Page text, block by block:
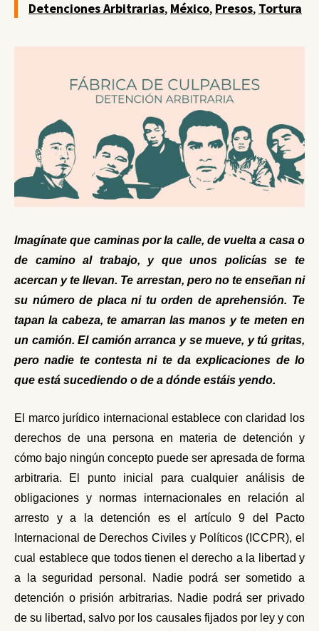
Detenciones Arbitrarias, México, Presos, Tortura
Imagínate que caminas por la calle, de vuelta a casa o
de camino al trabajo, y que unos policías se te
acercan y te llevan. Te arrestan, pero no te enseñan ni
su número de placa ni tu orden de aprehensión. Te
tapan la cabeza, te amarran las manos y te meten en
un camión. El camión arranca y se mueve, y tú gritas,
pero nadie te contesta ni te da explicaciones de lo
que está sucediendo o de a dónde estáis yendo.
El marco jurídico internacional establece con claridad los
derechos de una persona en materia de detención y
cómo bajo ningún concepto puede ser apresada de forma
arbitraria. El punto inicial para cualquier análisis de
obligaciones y normas internacionales en relación al
arresto y a la detención es el artículo 9 del Pacto
Internacional de Derechos Civiles y Políticos (ICCPR), el
cual establece que todos tienen el derecho a la libertad y
a la seguridad personal. Nadie podrá ser sometido a
detención o prisión arbitrarias. Nadie podrá ser privado
de su libertad, salvo por los causales fijados por ley y con